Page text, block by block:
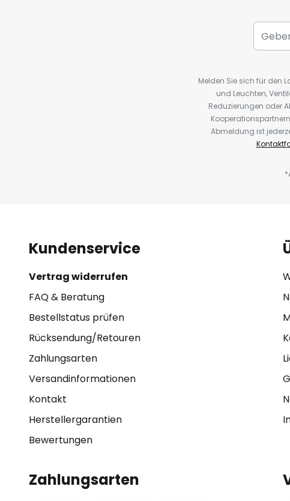
Melden Sie sich für den
und Leuchten,
Reduzierungen oder
Abmeldung ist
Kundenservice
Vertrag widerrufen
FAQ & Beratung
Bestellstatus prüfen
Rücksendung/Retouren
Zahlungsarten
Versandinformationen
Kontakt
Herstellergarantien
Bewertungen
Zahlungsarten